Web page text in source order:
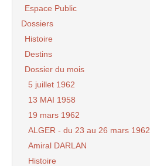
Espace Public
Dossiers
Histoire
Destins
Dossier du mois
5 juillet 1962
13 MAI 1958
19 mars 1962
ALGER - du 23 au 26 mars 1962
Amiral DARLAN
Histoire